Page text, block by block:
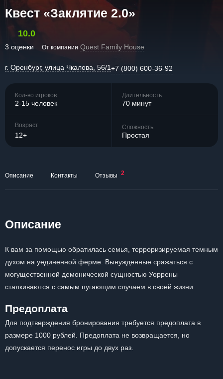
Квест «Заклятие 2.0»
10.0
3 оценки От компании Quest Family House
г. Оренбург, улица Чкалова, 56/1+7 (800) 600-36-92
Кол-во игроков
2-15 человек
Длительность
70 минут
Возраст
12+
Сложность
Простая
Описание Контакты Отзывы 2
Описание
К вам за помощью обратилась семья, терроризируемая темным
духом на уединенной ферме. Вынужденные сражаться с
могущественной демонической сущностью Уоррены
сталкиваются с самым пугающим случаем в своей жизни.
Предоплата
Для подтверждения бронирования требуется предоплата в
размере 1000 рублей. Предоплата не возвращается, но
допускается перенос игры до двух раз.